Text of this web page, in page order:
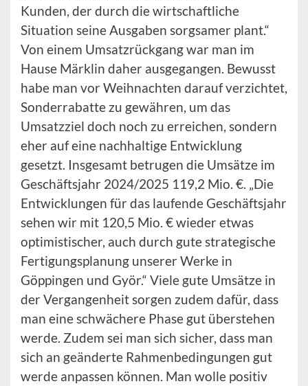
Kunden, der durch die wirtschaftliche
Situation seine Ausgaben sorgsamer plant.“
Von einem Umsatzrückgang war man im
Hause Märklin daher ausgegangen. Bewusst
habe man vor Weihnachten darauf verzichtet,
Sonderrabatte zu gewähren, um das
Umsatzziel doch noch zu erreichen, sondern
eher auf eine nachhaltige Entwicklung
gesetzt. Insgesamt betrugen die Umsätze im
Geschäftsjahr 2024/2025 119,2 Mio. €. „Die
Entwicklungen für das laufende Geschäftsjahr
sehen wir mit 120,5 Mio. € wieder etwas
optimistischer, auch durch gute strategische
Fertigungsplanung unserer Werke in
Göppingen und Györ.“ Viele gute Umsätze in
der Vergangenheit sorgen zudem dafür, dass
man eine schwächere Phase gut überstehen
werde. Zudem sei man sich sicher, dass man
sich an geänderte Rahmenbedingungen gut
werde anpassen können. Man wolle positiv